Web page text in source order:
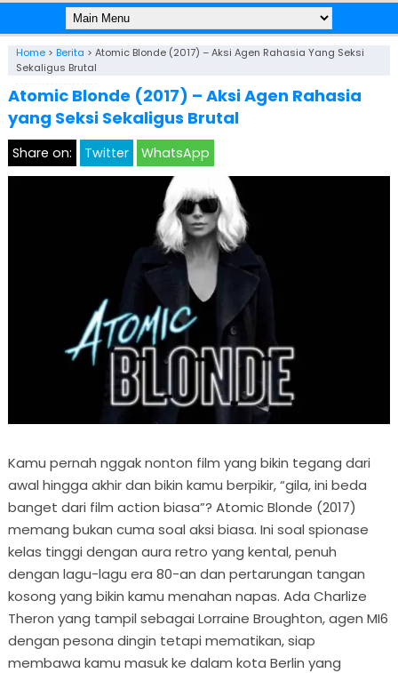
Home> Berita > Atomic Blonde (2017) – Aksi Agen Rahasia Yang Seksi
Sekaligus Brutal
Atomic Blonde (2017) – Aksi Agen Rahasia
yang Seksi Sekaligus Brutal
Share on: Twitter WhatsApp
Kamu pernah nggak nonton film yang bikin tegang dari
awal hingga akhir dan bikin kamu berpikir, “gila, ini beda
banget dari film action biasa”? Atomic Blonde (2017)
memang bukan cuma soal aksi biasa. Ini soal spionase
kelas tinggi dengan aura retro yang kental, penuh
dengan lagu-lagu era 80-an dan pertarungan tangan
kosong yang bikin kamu menahan napas. Ada Charlize
Theron yang tampil sebagai Lorraine Broughton, agen MI6
dengan pesona dingin tetapi mematikan, siap
membawa kamu masuk ke dalam kota Berlin yang